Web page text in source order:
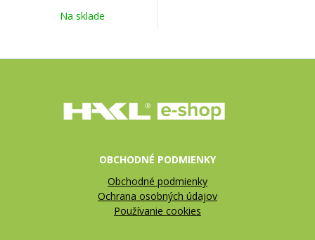
Na sklade
OBCHODNÉ PODMIENKY
Obchodné podmienky
Ochrana osobných údajov
Používanie cookies